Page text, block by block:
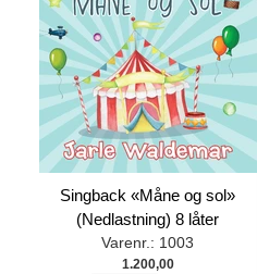
Singback «Måne og sol»
(Nedlastning) 8 låter
Varenr.: 1003
1.200,00